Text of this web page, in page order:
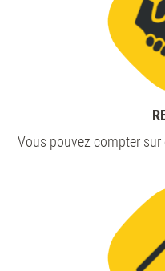
Vous pouvez compter